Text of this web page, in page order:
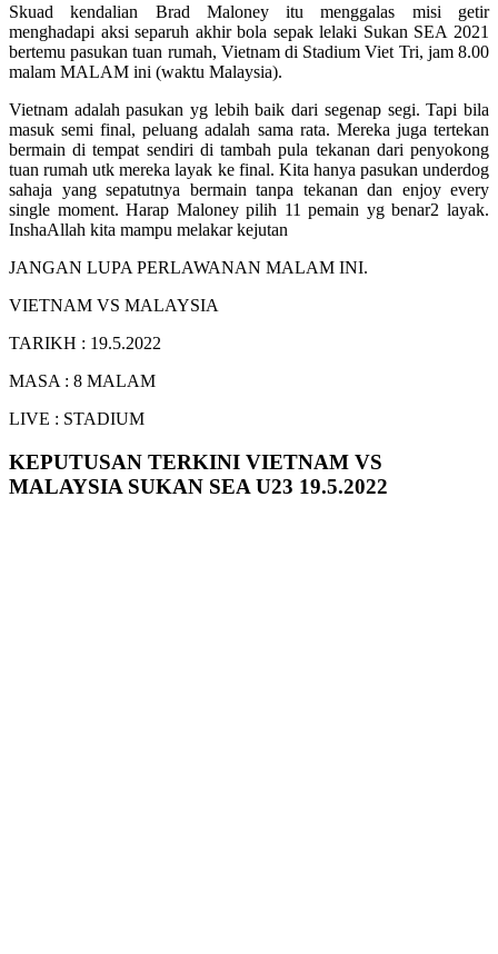
Skuad kendalian Brad Maloney itu menggalas misi getir
menghadapi aksi separuh akhir bola sepak lelaki Sukan SEA 2021
bertemu pasukan tuan rumah, Vietnam di Stadium Viet Tri, jam 8.00
malam MALAM ini (waktu Malaysia).
Vietnam adalah pasukan yg lebih baik dari segenap segi. Tapi bila
masuk semi final, peluang adalah sama rata. Mereka juga tertekan
bermain di tempat sendiri di tambah pula tekanan dari penyokong
tuan rumah utk mereka layak ke final. Kita hanya pasukan underdog
sahaja yang sepatutnya bermain tanpa tekanan dan enjoy every
single moment. Harap Maloney pilih 11 pemain yg benar2 layak.
InshaAllah kita mampu melakar kejutan
JANGAN LUPA PERLAWANAN MALAM INI.
VIETNAM VS MALAYSIA
TARIKH : 19.5.2022
MASA : 8 MALAM
LIVE : STADIUM
KEPUTUSAN TERKINI VIETNAM VS
MALAYSIA SUKAN SEA U23 19.5.2022